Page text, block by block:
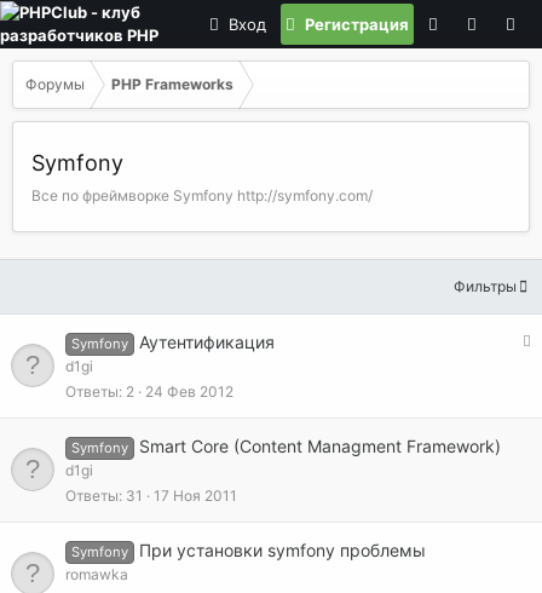
Вход Регистрация
Форумы PHP Frameworks
Symfony
Все по фреймворке Symfony http://symfony.com/
Фильтры
Symfony Аутентификация
d1gi
Ответы 2 24 Фев 2012
Symfony Smart Core (Content Managment Framework)
d1gi
Ответы 31 17 Ноя 2011
Symfony При установки symfony проблемы
romawka